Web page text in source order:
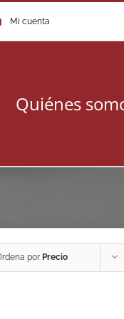
Mi cuenta
Quiénes
por Precio